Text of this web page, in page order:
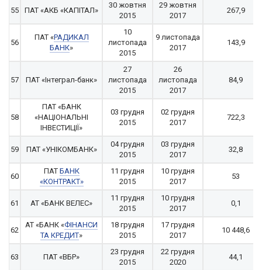
55 ПАТ «АКБ «КАПІТАЛ»
30 жовтня
2015
29 жовтня
2017
267,9
56
ПАТ «РАДИКАЛ
БАНК»
10
листопада
2015
9 листопада
2017
143,9
57 ПАТ «Інтеграл-банк»
27
листопада
2015
26
листопада
2017
84,9
58
ПАТ «БАНК
«НАЦІОНАЛЬНІ
ІНВЕСТИЦІЇ»
03 грудня
2015
02 грудня
2017
722,3
59 ПАТ «УНІКОМБАНК»
04 грудня
2015
03 грудня
2017
32,8
60
ПАТ БАНК
«КОНТРАКТ»
11 грудня
2015
10 грудня
2017
53
61 АТ «БАНК ВЕЛЕС»
11 грудня
2015
10 грудня
2017
0,1
62
АТ «БАНК «ФІНАНСИ
ТА КРЕДИТ»
18 грудня
2015
17 грудня
2017
10 448,6
63 ПАТ «ВБР»
23 грудня
2015
22 грудня
2020
44,1